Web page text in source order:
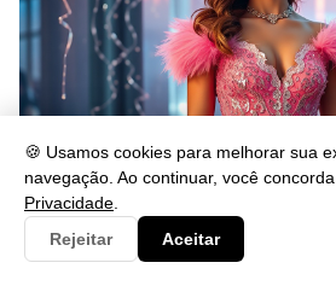
🍪 Usamos cookies para melhorar sua
navegação. Ao continuar, você
Privacidade
Rejeitar
Aceitar
O que Significa Passar o Ano